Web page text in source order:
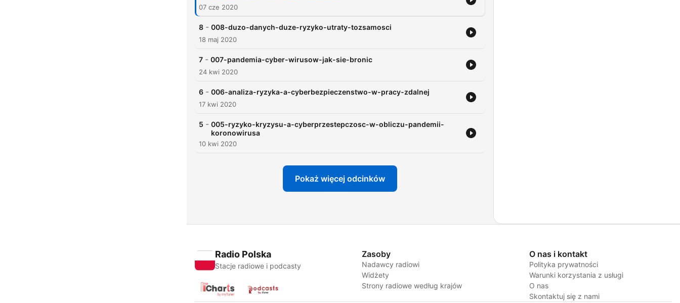
dostarczanie rzetelnych
doświadczeniu zawierających
zrozumiałych dla każdego –
czy płci. Mamy nadzieje, że
także promowanie metod
zabezpieczeń i dobrych
praktyk zdobędzie uznanie w
miejscem, gdzie możesz
dane, dotyczące
bezpieczeństwa informacji,
ochrony danych osobowych i
07 cze 2020
8 - 008-duzo-danych-duze-ryzyko-utraty-tozsamosci
18 maj 2020
7 - 007-pandemia-cyber-wirusow-jak-sie-bronic
24 kwi 2020
6 - 006-analiza-ryzyka-a-cyberbezpieczenstwo-w-pracy-zdalnej
17 kwi 2020
5 - 005-ryzyko-kryzysu-a-cyberprzestepczosc-w-obliczu-pandemii-
koronowirusa
10 kwi 2020
Pokaż więcej odcinków
Radio Polska
Stacje radiowe i podcasty
Zasoby
Nadawcy radiowi
Widżety
Strony radiowe według krajów
O nas i kontakt
Polityka prywatności
Warunki korzystania z usługi
O nas
Skontaktuj się z nami